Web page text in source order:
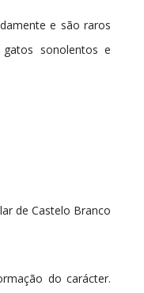
e são raros
sonolentos e
de Castelo Branco
do carácter.